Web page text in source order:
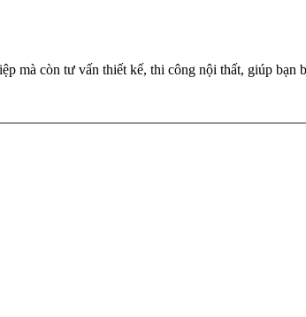
mà còn tư vấn thiết kế, thi công nội thất, giúp bạn